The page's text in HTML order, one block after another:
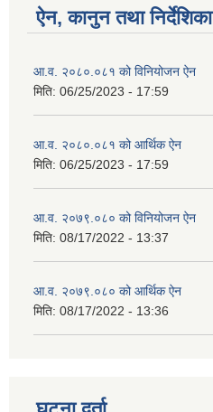
ऐन, कानुन तथा निर्देशिका
आ.व. २०८०.०८१ को विनियोजन ऐन
मिति: 06/25/2023 - 17:59
आ.व. २०८०.०८१ को आर्थिक ऐन
मिति: 06/25/2023 - 17:59
आ.व. २०७९.०८० को विनियोजन ऐन
मिति: 08/17/2022 - 13:37
आ.व. २०७९.०८० को आर्थिक ऐन
मिति: 08/17/2022 - 13:36